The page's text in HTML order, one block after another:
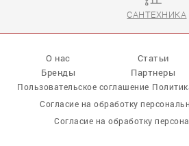
САНТЕХНИКА
О нас Статьи
Бренды
Партнеры
Пользовательское соглашение
Согласие на обработку
Согласие на обработку